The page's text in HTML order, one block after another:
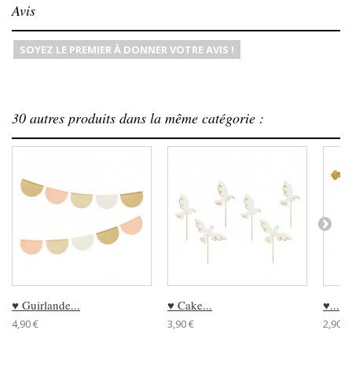
Avis
SOYEZ LE PREMIER À DONNER VOTRE AVIS !
30 autres produits dans la même catégorie :
♥ Guirlande...
4,90 €
♥ Cake...
3,90 €
♥...
2,90 €